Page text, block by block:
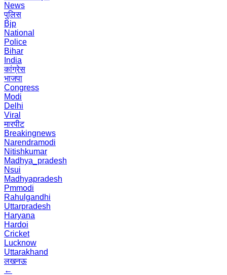
News
पुलिस
Bjp
National
Police
Bihar
India
कांग्रेस
भाजपा
Congress
Modi
Delhi
Viral
मारपीट
Breakingnews
Narendramodi
Nitishkumar
Madhya_pradesh
Nsui
Madhyapradesh
Pmmodi
Rahulgandhi
Uttarpradesh
Haryana
Hardoi
Cricket
Lucknow
Uttarakhand
लखनऊ
←